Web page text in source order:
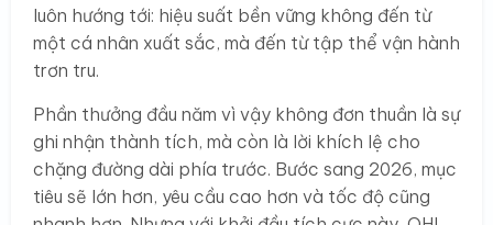
luôn hướng tới: hiệu suất bền vững không đến từ
một cá nhân xuất sắc, mà đến từ tập thể vận hành
trơn tru.
Phần thưởng đầu năm vì vậy không đơn thuần là sự
ghi nhận thành tích, mà còn là lời khích lệ cho
chặng đường dài phía trước. Bước sang 2026, mục
tiêu sẽ lớn hơn, yêu cầu cao hơn và tốc độ cũng